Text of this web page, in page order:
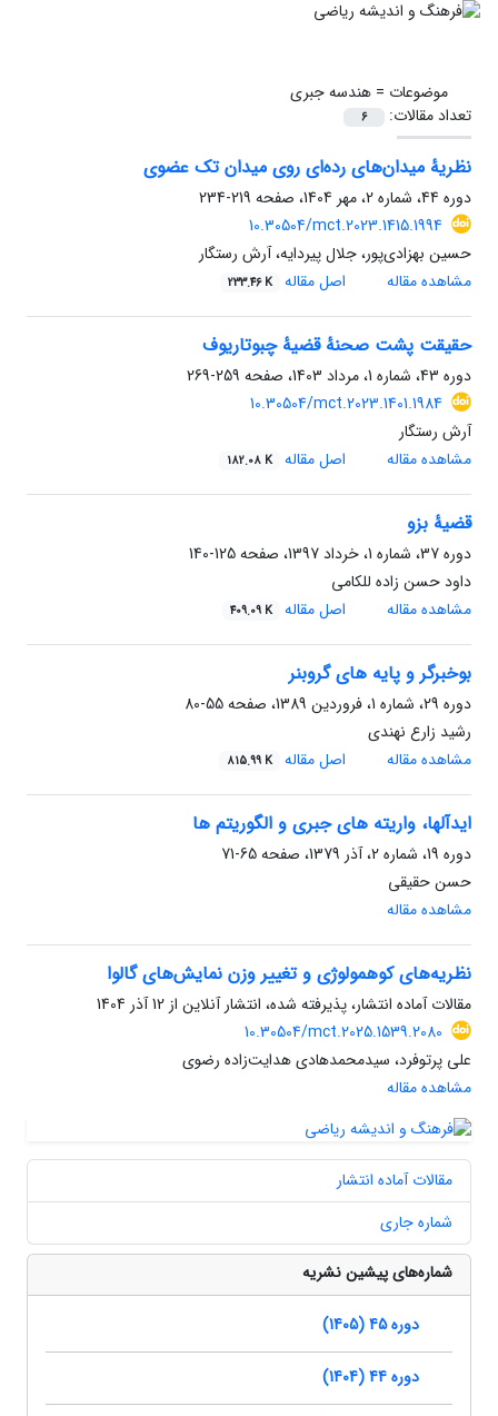
موضوعات =هندسه جبری
تعداد مقالات:
6
نظریهٔ میدان‌های رده‌ای روی میدان‌ تک عضوی
دوره 44، شماره 2، مهر 1404، صفحه
219-234
10.30504/mct.2023.1415.1994
حسین بهزادی‌پور، جلال پیردایه، آرش رستگار
مشاهده مقاله
اصل مقاله 233.46 K
حقیقت پشت صحنهٔ قضیهٔ چبوتاریوف
دوره 43، شماره 1، مرداد 1403، صفحه
259-269
10.30504/mct.2023.1401.1984
آرش رستگار
مشاهده مقاله
اصل مقاله 182.08 K
قضیۀ بزو
دوره 37، شماره 1، خرداد 1397، صفحه
125-140
داود حسن زاده للکامی
مشاهده مقاله
اصل مقاله 409.09 K
بوخبرگر و پایه های گروبنر
دوره 29، شماره 1، فروردین 1389، صفحه
55-80
رشید زارع نهندی
مشاهده مقاله
اصل مقاله 815.99 K
ایدآلها، واریته های جبری و الگوریتم ها
دوره 19، شماره 2، آذر 1379، صفحه
65-71
حسن حقیقی
مشاهده مقاله
نظریه‌های کوهمولوژی و تغییر وزن نمایش‌های گالوا
مقالات آماده انتشار، پذیرفته شده، انتشار آنلاین از 12 آذر 1404
10.30504/mct.2025.1539.2080
علی پرتوفرد، سیدمحمدهادی هدایت‌زاده رضوی
مشاهده مقاله
مقالات آماده انتشار
شماره جاری
شماره‌های پیشین نشریه
دوره 45 (1405)
دوره 44 (1404)